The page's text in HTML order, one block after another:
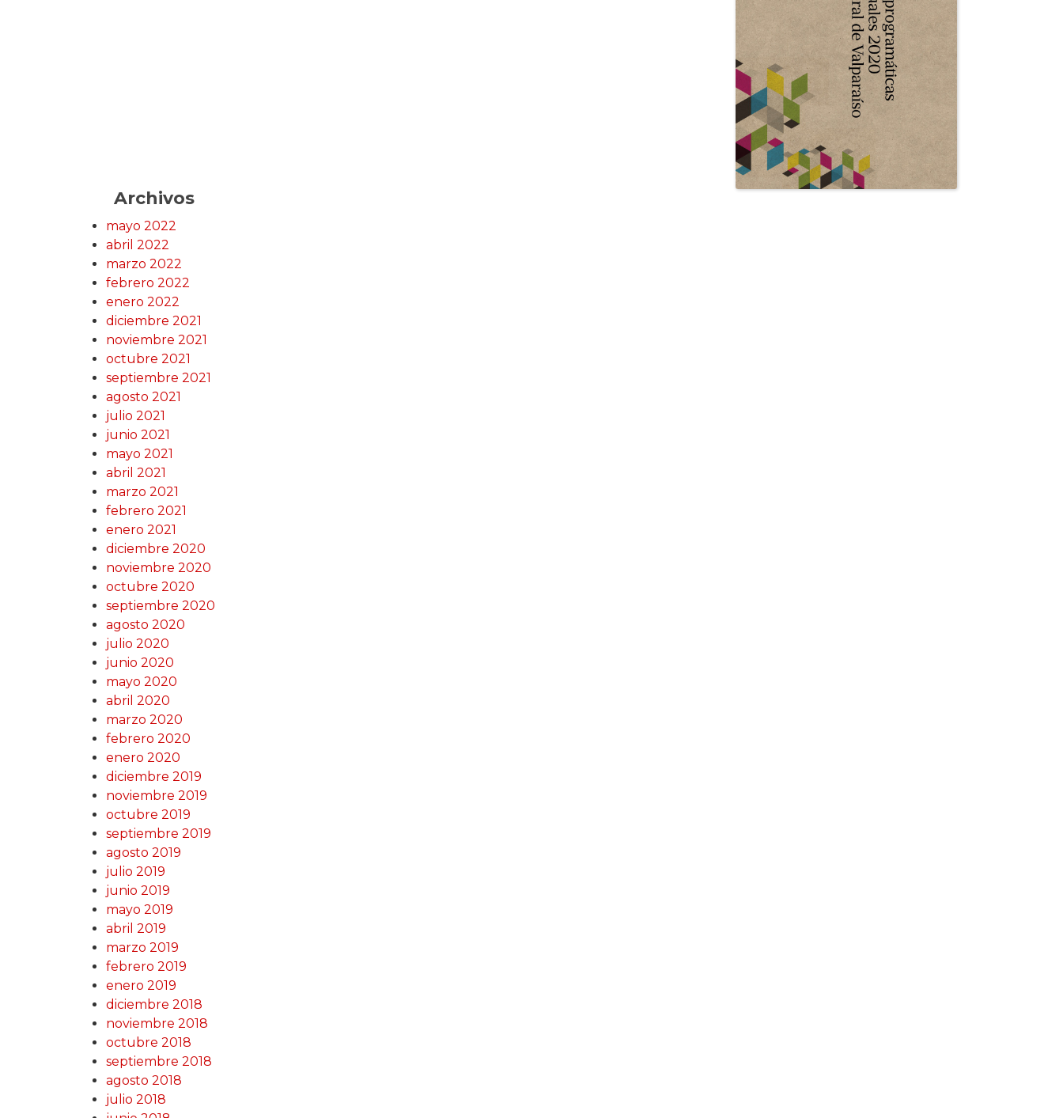
Archivos
mayo 2022
abril 2022
marzo 2022
febrero 2022
enero 2022
diciembre 2021
noviembre 2021
octubre 2021
septiembre 2021
agosto 2021
julio 2021
junio 2021
mayo 2021
abril 2021
marzo 2021
febrero 2021
enero 2021
diciembre 2020
noviembre 2020
octubre 2020
septiembre 2020
agosto 2020
julio 2020
junio 2020
mayo 2020
abril 2020
marzo 2020
febrero 2020
enero 2020
diciembre 2019
noviembre 2019
octubre 2019
septiembre 2019
agosto 2019
julio 2019
junio 2019
mayo 2019
abril 2019
marzo 2019
febrero 2019
enero 2019
diciembre 2018
noviembre 2018
octubre 2018
septiembre 2018
agosto 2018
julio 2018